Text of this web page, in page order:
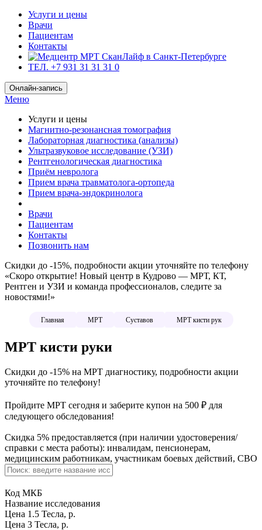
Услуги и цены
Врачи
Пациентам
Контакты
ТЕЛ. +7 931 31 31 31 0
Онлайн-запись
Меню
Услуги и цены
Магнитно-резонансная томография
Лабораторная диагностика (анализы)
Ультразвуковое исследование (УЗИ)
Рентгенологическая диагностика
Приём невролога
Прием врача травматолога-ортопеда
Прием врача-эндокринолога
Врачи
Пациентам
Контакты
Позвонить нам
Скидки до -15%, подробности акции уточняйте по телефону
«Скоро открытие! Новый центр в Кудрово — МРТ, КТ,
Рентген и УЗИ и команда профессионалов, следите за
новостями!»
Главная МРТ Суставов МРТ кисти рук
МРТ кисти руки
Скидки до -15% на МРТ диагностику, подробности акции
уточняйте по телефону!
Пройдите МРТ сегодня и заберите купон на 500 ₽ для
следующего обследования!
Скидка 5% предоставляется (при наличии удостоверения/
справки с места работы): инвалидам, пенсионерам,
медицинским работникам, участникам боевых действий, СВО
Код МКБ
Название исследования
Цена 1.5 Тесла, р.
Цена 3 Тесла, р.